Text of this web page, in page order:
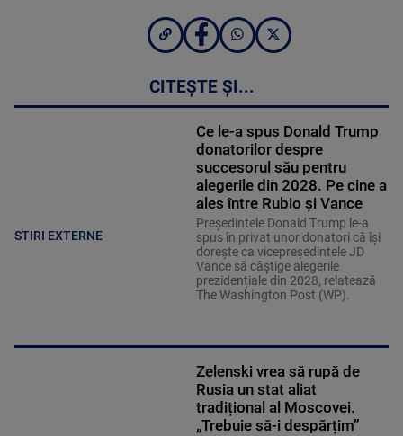
CITEȘTE ȘI...
STIRI EXTERNE
Ce le-a spus Donald Trump
donatorilor despre
succesorul său pentru
alegerile din 2028. Pe cine a
ales între Rubio și Vance
Președintele Donald Trump le-a
spus în privat unor donatori că își
dorește ca vicepreședintele JD
Vance să câștige alegerile
prezidențiale din 2028, relatează
The Washington Post (WP).
Zelenski vrea să rupă de
Rusia un stat aliat
tradițional al Moscovei.
„Trebuie să-i despărțim”